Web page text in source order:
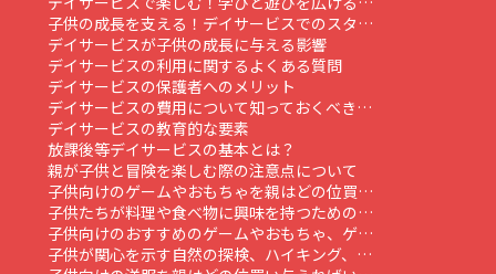
子供の成長を支える！デイサービスでのスタ…
デイサービスが子供の成長に与える影響
デイサービスの利用に関するよくある質問
デイサービスの保護者へのメリット
デイサービスの費用について知っておくべき…
デイサービスの教育的な要素
放課後等デイサービスの基本とは？
親が子供と冒険を楽しむ際の注意点について
子供向けのゲームやおもちゃを親はどの位買…
子供たちが料理や食べ物に興味を持つための…
子供向けのおすすめのゲームやおもちゃ、ゲ…
子供が関心を示す自然の探検、ハイキング、…